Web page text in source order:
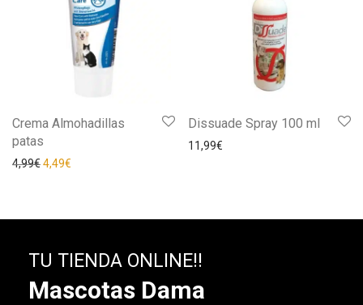
Crema Almohadillas
patas
4,99€4,49€
Dissuade Spray 100 ml
11,99€
TU TIENDA ONLINE!!
Mascotas Dama